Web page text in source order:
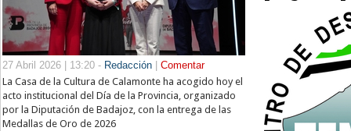
27 Abril 2026 | 13:20 - Redacción
Comentar
La Casa de la Cultura de Calamonte ha acogido hoy el
acto institucional del Día de la Provincia, organizado
por la Diputación de Badajoz, con la entrega de las
Medallas de Oro de 2026